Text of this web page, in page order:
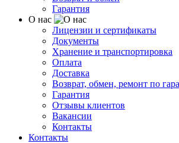
Гарантия
О нас
Лицензии и сертификаты
Документы
Хранение и транспортировка
Оплата
Доставка
Возврат, обмен, ремонт по
Гарантия
Отзывы клиентов
Вакансии
Контакты
Контакты